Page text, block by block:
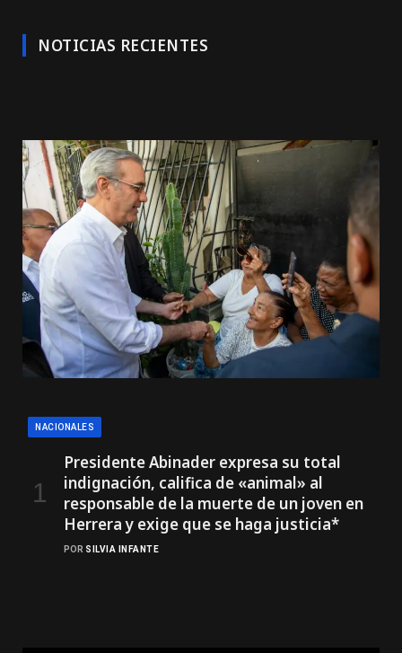
NOTICIAS RECIENTES
NACIONALES
Presidente Abinader expresa su total
indignación, califica de «animal» al
responsable de la muerte de un joven en
Herrera y exige que se haga justicia*
POR SILVIA INFANTE